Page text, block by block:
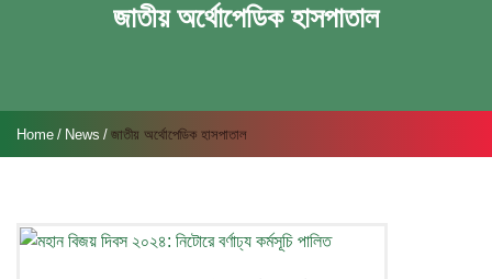
জাতীয় অর্থোপেডিক হাসপাতাল
Home News জাতীয় অর্থোপেডিক হাসপাতাল